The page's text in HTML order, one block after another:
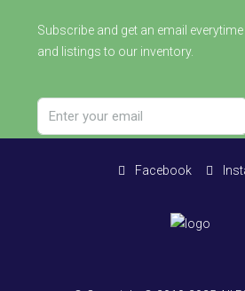
Subscribe and get an email
and listings to our inventory.
Facebook